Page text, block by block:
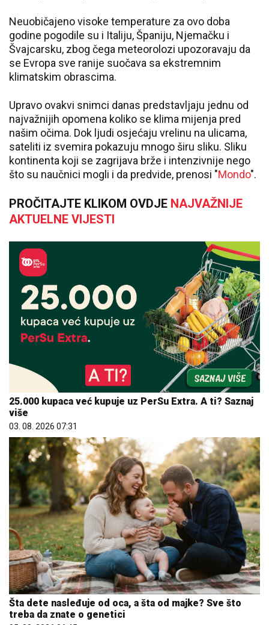
Neuobičajeno visoke temperature za ovo doba
godine pogodile su i Italiju, Španiju, Njemačku i
Švajcarsku, zbog čega meteorolozi upozoravaju da
se Evropa sve ranije suočava sa ekstremnim
klimatskim obrascima.
Upravo ovakvi snimci danas predstavljaju jednu od
najvažnijih opomena koliko se klima mijenja pred
našim očima. Dok ljudi osjećaju vrelinu na ulicama,
sateliti iz svemira pokazuju mnogo širu sliku. Sliku
kontinenta koji se zagrijava brže i intenzivnije nego
što su naučnici mogli i da predvide, prenosi "Mondo".
PROČITAJTE KLIKOM OVDJE NAJVAŽNIJE
AKTUELNE VIJESTI
25.000 kupaca već kupuje uz PerSu Extra. A ti? Saznaj
više
03. 08. 2026 07:31
Šta dete nasleđuje od oca, a šta od majke? Sve što
treba da znate o genetici